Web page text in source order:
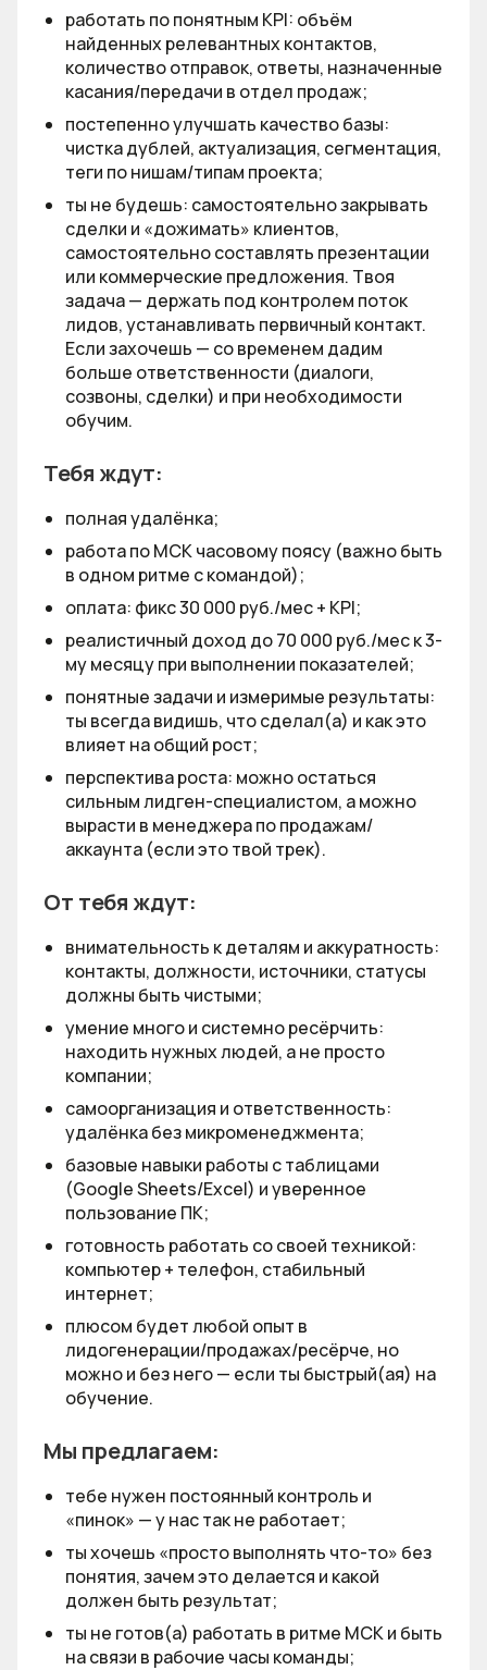
работать по понятным KPI: объём
найденных релевантных контактов,
количество отправок, ответы, назначенные
касания/передачи в отдел продаж;
постепенно улучшать качество базы:
чистка дублей, актуализация, сегментация,
теги по нишам/типам проекта;
ты не будешь: самостоятельно закрывать
сделки и «дожимать» клиентов,
самостоятельно составлять презентации
или коммерческие предложения. Твоя
задача — держать под контролем поток
лидов, устанавливать первичный контакт.
Если захочешь — со временем дадим
больше ответственности (диалоги,
созвоны, сделки) и при необходимости
обучим.
Тебя ждут:
полная удалёнка;
работа по МСК часовому поясу (важно быть
в одном ритме с командой);
оплата: фикс 30 000 руб./мес + KPI;
реалистичный доход до 70 000 руб./мес к 3-
му месяцу при выполнении показателей;
понятные задачи и измеримые результаты:
ты всегда видишь, что сделал(а) и как это
влияет на общий рост;
перспектива роста: можно остаться
сильным лидген-специалистом, а можно
вырасти в менеджера по продажам/
аккаунта (если это твой трек).
От тебя ждут:
внимательность к деталям и аккуратность:
контакты, должности, источники, статусы
должны быть чистыми;
умение много и системно ресёрчить:
находить нужных людей, а не просто
компании;
самоорганизация и ответственность:
удалёнка без микроменеджмента;
базовые навыки работы с таблицами
(Google Sheets/Excel) и уверенное
пользование ПК;
готовность работать со своей техникой:
компьютер + телефон, стабильный
интернет;
плюсом будет любой опыт в
лидогенерации/продажах/ресёрче, но
можно и без него — если ты быстрый(ая) на
обучение.
Мы предлагаем:
тебе нужен постоянный контроль и
«пинок» — у нас так не работает;
ты хочешь «просто выполнять что-то» без
понятия, зачем это делается и какой
должен быть результат;
ты не готов(а) работать в ритме МСК и быть
на связи в рабочие часы команды;